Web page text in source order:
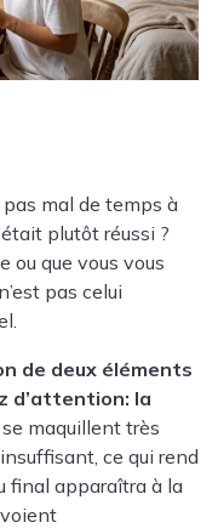
pas mal de temps à
plutôt réussi ?
ou que vous vous
pas celui
de deux éléments
d’attention: la
se maquillent très
ce qui rend
final apparaîtra à la